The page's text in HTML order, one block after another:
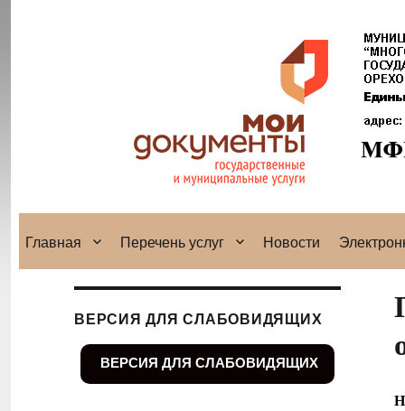
Главная Перечень услуг Новости
ВЕРСИЯ ДЛЯ СЛАБОВИДЯЩИХ
ВЕРСИЯ ДЛЯ СЛАБОВИДЯЩИХ